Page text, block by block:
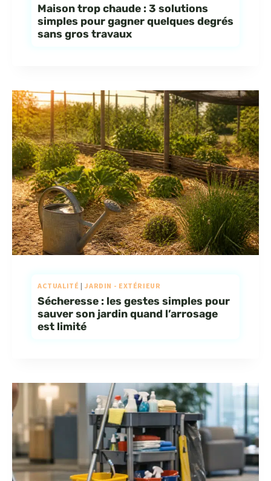
Maison trop chaude : 3 solutions
simples pour gagner quelques degrés
sans gros travaux
ACTUALITÉ | JARDIN - EXTÉRIEUR
Sécheresse : les gestes simples pour
sauver son jardin quand l’arrosage
est limité